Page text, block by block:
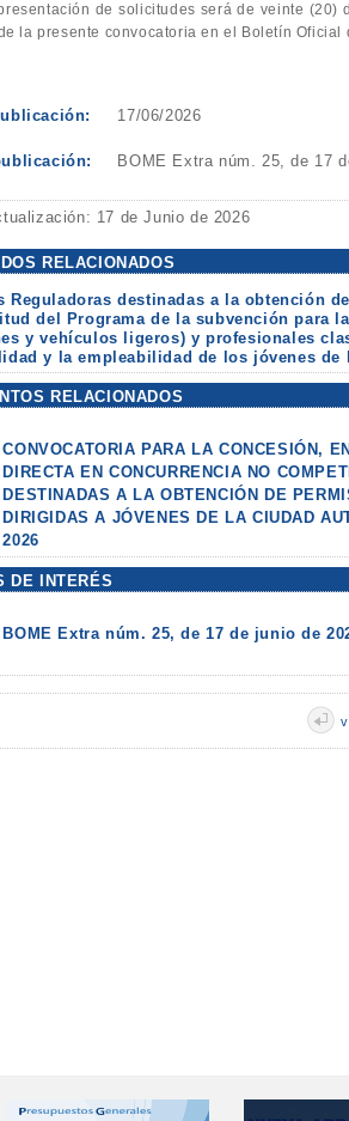
de solicitudes será de veinte
la presente convocatoria en el Boletín Oficial
17/06/2026
BOME Extra núm. 25, de 17
17 de Junio de 2026
RELACIONADOS
Reguladoras destinadas a la obtención
del Programa de la subvención para
y vehículos ligeros) y profesionales
y la empleabilidad de los jóvenes de
RELACIONADOS
CONVOCATORIA PARA LA CONCESIÓN,
DIRECTA EN CONCURRENCIA NO
DESTINADAS A LA OBTENCIÓN DE
DIRIGIDAS A JÓVENES DE LA CIUDAD
2026
DE INTERÉS
BOME Extra núm. 25, de 17 de junio de